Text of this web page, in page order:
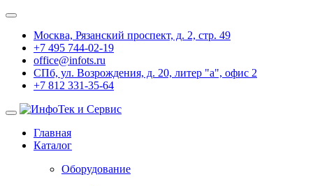
Москва, Рязанский проспект, д. 2, стр. 49
+7 495 744-02-19
office@infots.ru
СПб, ул. Возрождения, д. 20, литер "a", офис 2
+7 812 331-35-64
Главная
Каталог
Оборудование